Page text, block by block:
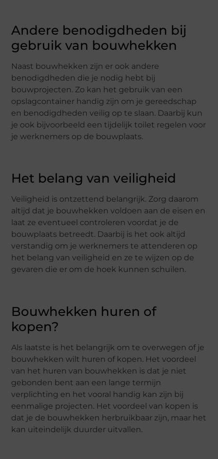
Andere benodigdheden bij
gebruik van bouwhekken
Naast bouwhekken zijn er ook andere
benodigdheden die je nodig hebt bij
bouwprojecten. Zo kan het gebruik van een
opslagcontainer handig zijn om je gereedschap
en benodigdheden veilig op te slaan. Daarbij kun
je ook bijvoorbeeld een tijdelijk toilet regelen voor
je werknemers op de bouwplaats.
Het belang van veiligheid
Veiligheid is ontzettend belangrijk. Zorg daarom
altijd dat je bouwhekken voldoen aan de eisen en
laat ze eventueel controleren voordat je de
bouwplaats betreedt. Daarbij is het ook altijd
verstandig om je werknemers te attenderen op
het belang van veiligheid en ze te wijzen op de
gevaren die er om de hoek kunnen schuilen.
Bouwhekken huren of
kopen?
Als laatste is het belangrijk om te overwegen of je
bouwhekken wilt huren of kopen. Het voordeel
van het huren van bouwhekken is dat je niet
gebonden bent aan een lange termijn
verplichting en het vooral handig kan zijn bij
eenmalige projecten. Het voordeel van kopen is
dat je de bouwhekken herbruikbaar zijn, maar het
kan uiteindelijk duurder uitvallen.